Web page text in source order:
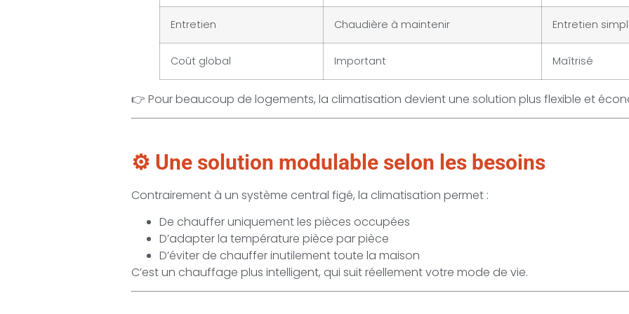
Entretien Chaudière à maintenir Entretien
Coût global Important Maîtrisé
👉 Pour beaucoup de logements, la climatisation devient une solution plus flexible et
⚙️ Une solution modulable selon les besoins
Contrairement à un système central figé, la climatisation permet :
De chauffer uniquement les pièces occupées
D’adapter la température pièce par pièce
D’éviter de chauffer inutilement toute la maison
C’est un chauffage plus intelligent, qui suit réellement votre mode de vie.